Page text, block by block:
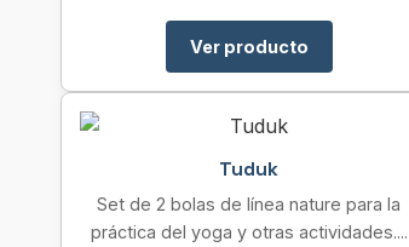
Ver producto
Tuduk
Set de 2 bolas de línea nature para la
práctica del yoga y otras actividades....